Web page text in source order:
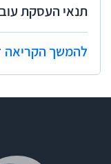
תנאי העסקת
תקציר
להמשך הקריאה